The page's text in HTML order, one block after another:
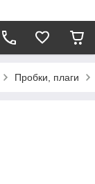
Пробки, плаги